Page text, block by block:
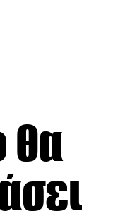
θα